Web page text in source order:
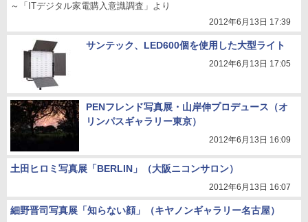
～「ITデジタル家電購入意識調査」より
2012年6月13日 17:39
サンテック、LED600個を使用した大型ライト
2012年6月13日 17:05
PENフレンド写真展・山岸伸プロデュース（オ
リンパスギャラリー東京）
2012年6月13日 16:09
土田ヒロミ写真展「BERLIN」（大阪ニコンサロン）
2012年6月13日 16:07
細野晋司写真展「知らない顔」（キヤノンギャラリー名古屋）